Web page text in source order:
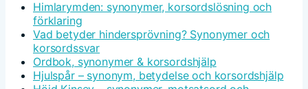
Himlarymden: synonymer, korsordslösning och
förklaring
Vad betyder hindersprövning? Synonymer och
korsordssvar
Ordbok, synonymer & korsordshjälp
Hjulspår – synonym, betydelse och korsordshjälp